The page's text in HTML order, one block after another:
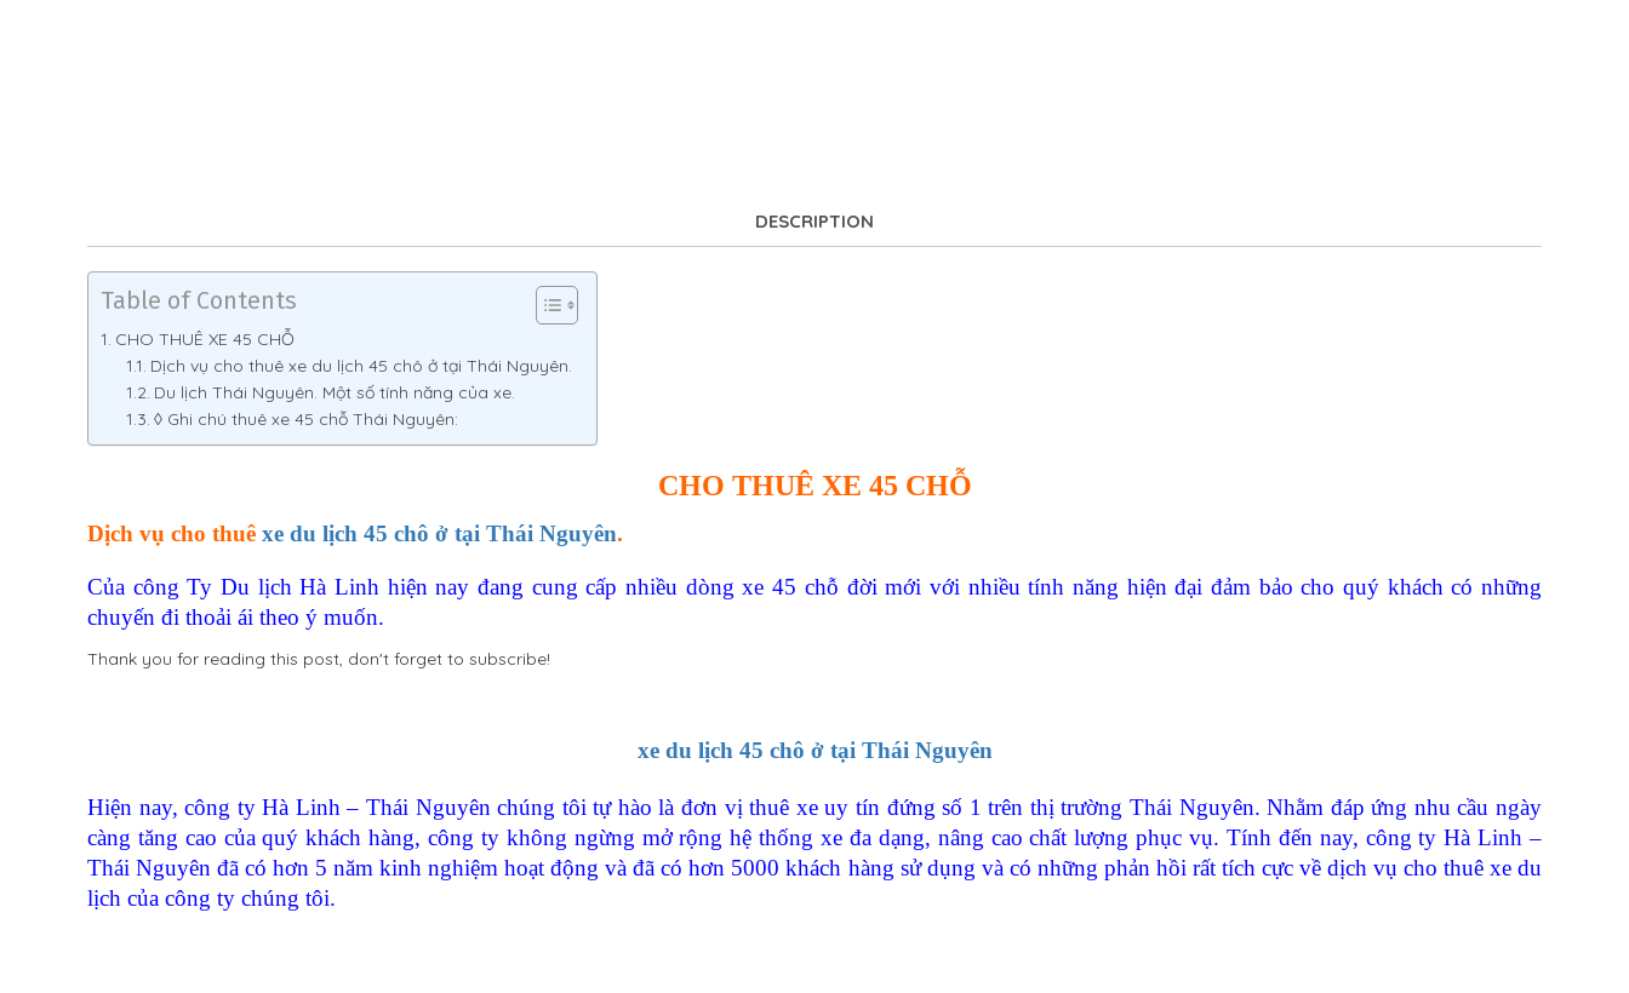
DESCRIPTION
Table of Contents
CHO THUÊ XE 45 CHỖ
Dịch vụ cho thuê xe du lịch 45 chô ở tại Thái Nguyên.
Du lịch Thái Nguyên. Một số tính năng của xe.
◊ Ghi chú thuê xe 45 chỗ Thái Nguyên:
CHO THUÊ XE 45 CHỖ
Dịch vụ cho thuê xe du lịch 45 chô ở tại Thái Nguyên.
Của công Ty Du lịch Hà Linh hiện nay đang cung cấp nhiều dòng xe 45 chỗ đời mới với nhiều tính năng hiện đại đảm bảo cho quý khách có những
chuyến đi thoải ái theo ý muốn.
Thank you for reading this post, don't forget to subscribe!
xe du lịch 45 chô ở tại Thái Nguyên
Hiện nay, công ty Hà Linh – Thái Nguyên chúng tôi tự hào là đơn vị thuê xe uy tín đứng số 1 trên thị trường Thái Nguyên. Nhằm đáp ứng nhu cầu ngày
càng tăng cao của quý khách hàng, công ty không ngừng mở rộng hệ thống xe đa dạng, nâng cao chất lượng phục vụ. Tính đến nay, công ty Hà Linh –
Thái Nguyên đã có hơn 5 năm kinh nghiệm hoạt động và đã có hơn 5000 khách hàng sử dụng và có những phản hồi rất tích cực về dịch vụ cho thuê xe du
lịch của công ty chúng tôi.